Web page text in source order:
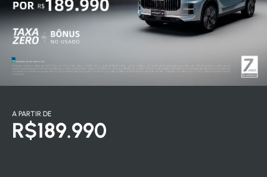
A PARTIR DE
R$189.990